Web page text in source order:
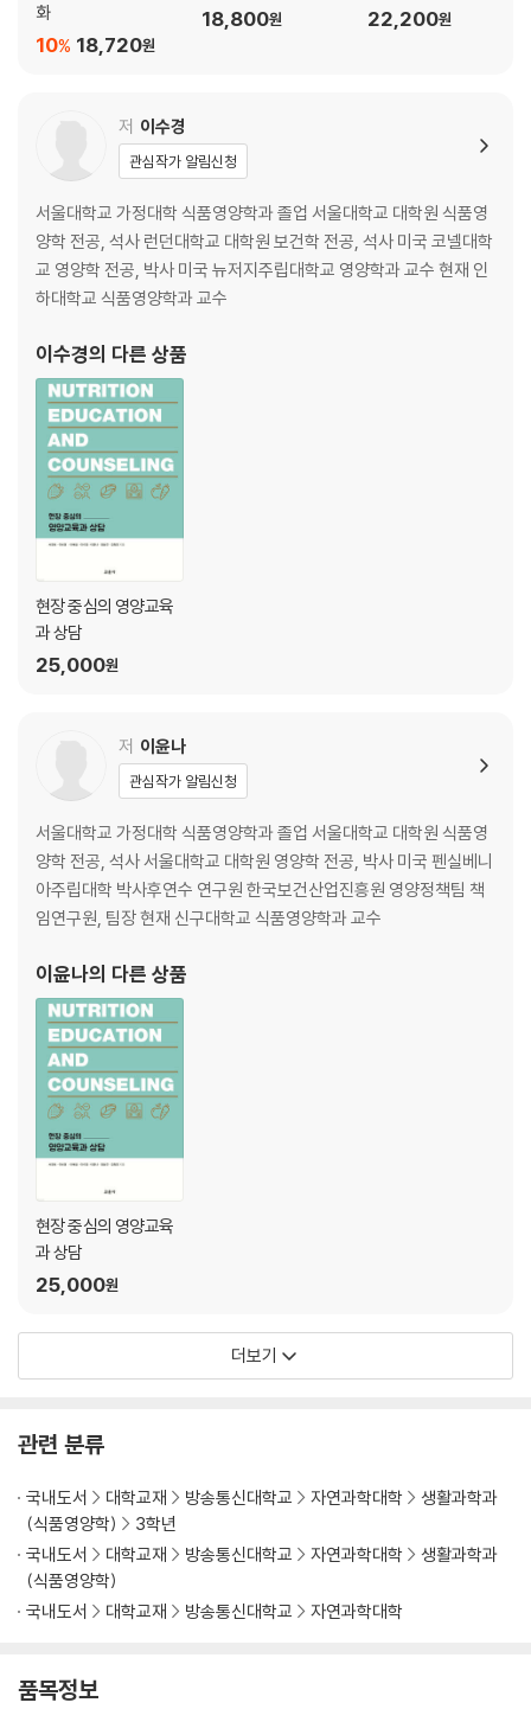
화
18,720원
10%
18,800원 22,200원
저 이수경
관심작가 알림신청
서울대학교 가정대학 식품영양학과 졸업 서울대학교 대학원 식품영
양학 전공, 석사 런던대학교 대학원 보건학 전공, 석사 미국 코넬대학
교 영양학 전공, 박사 미국 뉴저지주립대학교 영양학과 교수 현재 인
하대학교 식품영양학과 교수
이수경의 다른 상품
현장 중심의 영양교육
과 상담
25,000원
저 이윤나
관심작가 알림신청
서울대학교 가정대학 식품영양학과 졸업 서울대학교 대학원 식품영
양학 전공, 석사 서울대학교 대학원 영양학 전공, 박사 미국 펜실베니
아주립대학 박사후연수 연구원 한국보건산업진흥원 영양정책팀 책
임연구원, 팀장 현재 신구대학교 식품영양학과 교수
이윤나의 다른 상품
현장 중심의 영양교육
과 상담
25,000원
더보기
관련 분류
국내도서 대학교재 방송통신대학교 자연과학대학
생활과학과
(식품영양학)
3학년
국내도서
대학교재 방송통신대학교 자연과학대학
생활과학과
(식품영양학)
국내도서
대학교재 방송통신대학교 자연과학대학
품목정보